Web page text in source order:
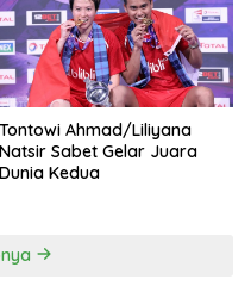
Tontowi Ahmad/Liliyana
Natsir Sabet Gelar Juara
Dunia Kedua